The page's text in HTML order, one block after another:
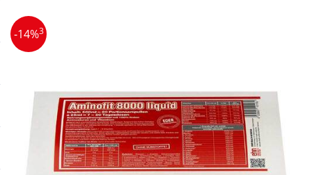
ÜBERSICHT AKTIONEN
Gratis dazu
Neuheiten
ÜBERSICHT KATEGORIEN
Bio & Genuss
Diabetes
-14%3